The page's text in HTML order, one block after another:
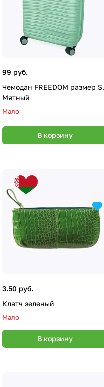
99 руб.
Чемодан FREEDOM размер S,
Мятный
Мало
В корзину
3.50 руб.
Клатч зеленый
Мало
В корзину